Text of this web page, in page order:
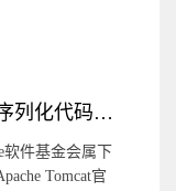
关于Apache Tomcat Session 反序列化代码执行漏洞（CVE-2021-253...
软件基金会属下
Tomcat官